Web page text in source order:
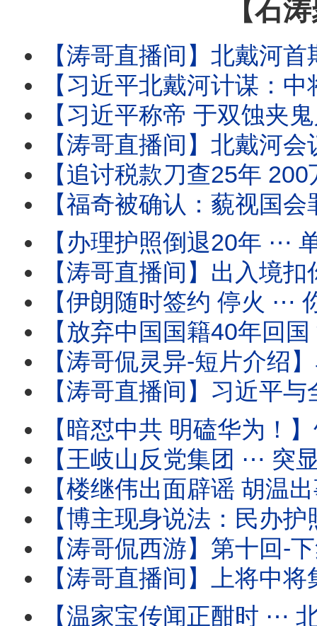
【石
【涛哥直播间】北戴河首期要务：中将上位
【习近平北戴河计谋：中将治军 张又侠五中全会祭旗】中少将补缺
【习近平称帝 于双蚀夹鬼月 ⋯ 借妖魂江泽民百年纪念！】8月17
【涛哥直播间】北戴河会议撞上“双蚀夹鬼月”！天津大爆炸日撞上“日
【追讨税款刀查25年 200万富豪鬼节噩梦！】境外使用微博
【福奇被确认：藐视国会罪成立！】参议院
【办理护照倒退20年 ⋯ 单位介绍信！】人-税双杀瞬
【涛哥直播间】出入境扣你6个月至3年
【伊朗随时签约 停火 ⋯ 你信吗？】油
【放弃中国国籍40年回国 深圳出境 被海关审查
【涛哥侃灵异-短片介绍】马斯克的特异功能：灵魂与肉身
【涛哥直播间】习近平与全军将领-死对头！军中无龙
【暗怼中共 明磕华为！】竹知了 ⋯ 哇哇
【王岐山反党集团 ⋯ 突显网路！】胡锦涛举家
【楼继伟出面辟谣 胡温出事儿传闻 ⋯ 撼动了谁？】北戴河会议
【博主现身说法：民办护照开卡！】警察开始追讨户
【涛哥侃西游】第十回-下集：二将军宫门镇鬼 唐太宗地府还魂 ⋯ 阴曹
【涛哥直播间】上将中将集体缺席建军99
【温家宝传闻正酣时 ⋯ 北戴河会议开始！】与将军